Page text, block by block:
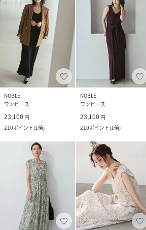
NOBLE
ワンピース
23,100 円
210ポイント(1倍)
NOBLE
ワンピース
23,100 円
210ポイント(1倍)